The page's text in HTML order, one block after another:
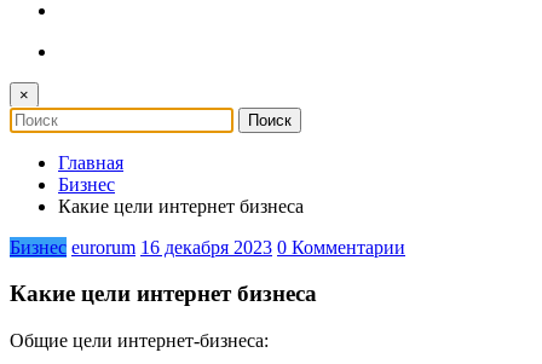
×
Главная
Бизнес
Какие цели интернет бизнеса
Бизнес eurorum 16 декабря 2023 0 Комментарии
Какие цели интернет бизнеса
Общие цели интернет-бизнеса: